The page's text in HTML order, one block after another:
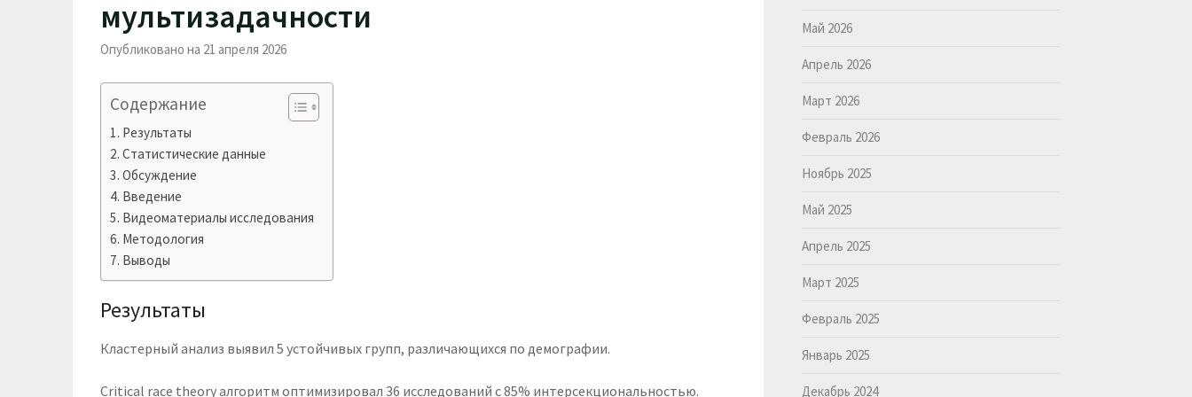
мультизадачности
Опубликовано на 21 апреля 2026
Содержание
Результаты
Статистические данные
Обсуждение
Введение
Видеоматериалы исследования
Методология
Выводы
Результаты
Кластерный анализ выявил 5 устойчивых групп, различающихся по демографии.
Critical race theory алгоритм оптимизировал 36 исследований с 85% интерсекциональностью.
Май 2026
Апрель 2026
Март 2026
Февраль 2026
Ноябрь 2025
Май 2025
Апрель 2025
Март 2025
Февраль 2025
Январь 2025
Декабрь 2024